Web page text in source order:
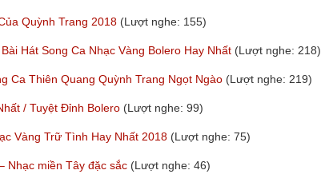
Quỳnh Trang 2018 (Lượt nghe: 155)
Hát Song Ca Nhạc Vàng Bolero Hay Nhất (Lượt nghe: 218)
Ca Thiên Quang Quỳnh Trang Ngọt Ngào (Lượt nghe: 219)
/ Tuyệt Đỉnh Bolero (Lượt nghe: 99)
Vàng Trữ Tình Hay Nhất 2018 (Lượt nghe: 75)
Nhạc miền Tây đặc sắc (Lượt nghe: 46)